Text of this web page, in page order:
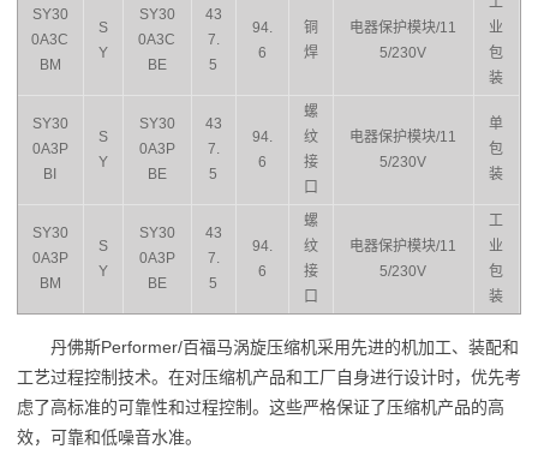
SY30
0A3C
BM
S
Y
SY30
0A3C
BE
43
7.
5
94.
6
铜
焊
电器保护模块/11
5/230V
业
包
装
SY30
0A3P
BI
S
Y
SY30
0A3P
BE
43
7.
5
94.
6
螺
纹
接
口
电器保护模块/11
5/230V
单
包
装
SY30
0A3P
BM
S
Y
SY30
0A3P
BE
43
7.
5
94.
6
螺
纹
接
口
电器保护模块/11
5/230V
工
业
包
装
丹佛斯Performer/百福马涡旋压缩机采用先进的机加工、装配和
工艺过程控制技术。在对压缩机产品和工厂自身进行设计时，优先考
虑了高标准的可靠性和过程控制。这些严格保证了压缩机产品的高
效，可靠和低噪音水准。